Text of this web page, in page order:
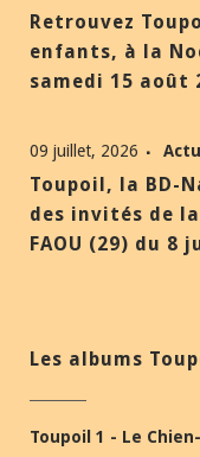
Retrouvez
enfants, à la
samedi 15 août
09 juillet, 2026
Toupoil, la BD-
des invités de la
FAOU (29) du 8
Les albums
Toupoil 1 - Le